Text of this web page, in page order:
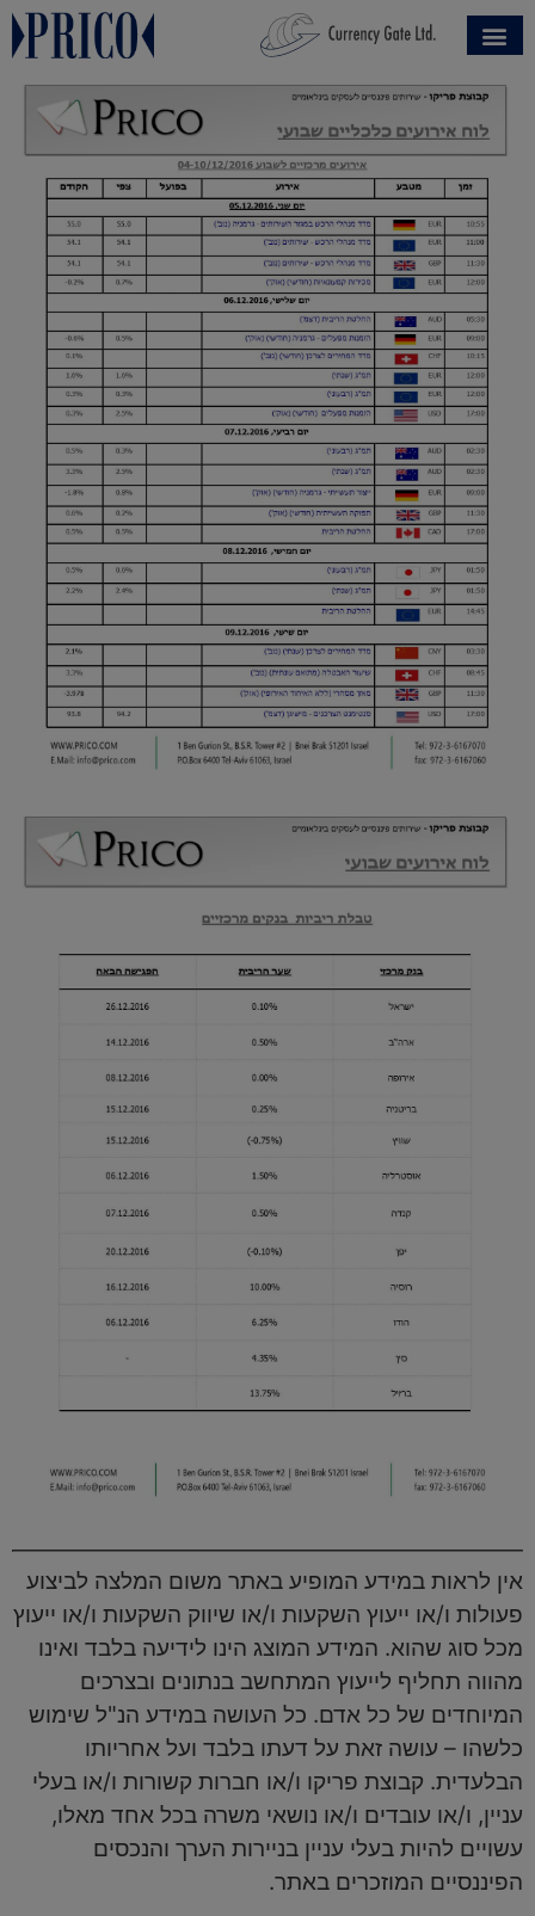
אין לראות במידע המופיע באתר משום המלצה לביצוע
פעולות ו/או ייעוץ השקעות ו/או שיווק השקעות ו/או ייעוץ
מכל סוג שהוא. המידע המוצג הינו לידיעה בלבד ואינו
מהווה תחליף לייעוץ המתחשב בנתונים ובצרכים
המיוחדים של כל אדם. כל העושה במידע הנ"ל שימוש
כלשהו – עושה זאת על דעתו בלבד ועל אחריותו
הבלעדית. קבוצת פריקו ו/או חברות קשורות ו/או בעלי
עניין, ו/או עובדים ו/או נושאי משרה בכל אחד מאלו,
עשויים להיות בעלי עניין בניירות הערך והנכסים
הפיננסיים המוזכרים באתר.